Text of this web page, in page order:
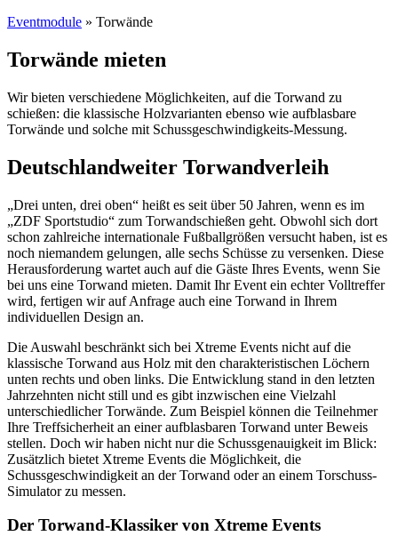
Eventmodule » Torwände
Torwände mieten
Wir bieten verschiedene Möglichkeiten, auf die Torwand zu
schießen: die klassische Holzvarianten ebenso wie aufblasbare
Torwände und solche mit Schussgeschwindigkeits-Messung.
Deutschlandweiter Torwandverleih
„Drei unten, drei oben“ heißt es seit über 50 Jahren, wenn es im
„ZDF Sportstudio“ zum Torwandschießen geht. Obwohl sich dort
schon zahlreiche internationale Fußballgrößen versucht haben, ist es
noch niemandem gelungen, alle sechs Schüsse zu versenken. Diese
Herausforderung wartet auch auf die Gäste Ihres Events, wenn Sie
bei uns eine Torwand mieten. Damit Ihr Event ein echter Volltreffer
wird, fertigen wir auf Anfrage auch eine Torwand in Ihrem
individuellen Design an.
Die Auswahl beschränkt sich bei Xtreme Events nicht auf die
klassische Torwand aus Holz mit den charakteristischen Löchern
unten rechts und oben links. Die Entwicklung stand in den letzten
Jahrzehnten nicht still und es gibt inzwischen eine Vielzahl
unterschiedlicher Torwände. Zum Beispiel können die Teilnehmer
Ihre Treffsicherheit an einer aufblasbaren Torwand unter Beweis
stellen. Doch wir haben nicht nur die Schussgenauigkeit im Blick:
Zusätzlich bietet Xtreme Events die Möglichkeit, die
Schussgeschwindigkeit an der Torwand oder an einem Torschuss-
Simulator zu messen.
Der Torwand-Klassiker von Xtreme Events